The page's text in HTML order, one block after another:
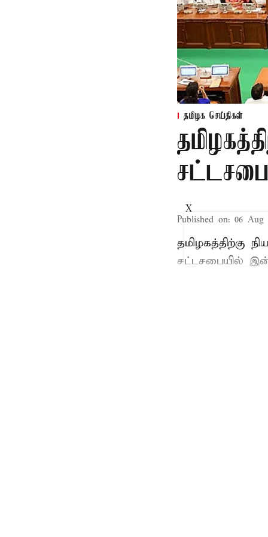
தமிழக செய்திகள்
Published on: 06 Aug
தமிழகத்திற்கு
சட்டசபையில்
X